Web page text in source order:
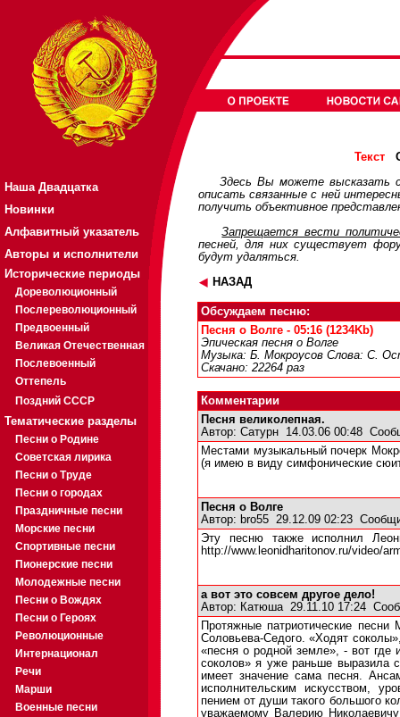
Наша Двадцатка
Новинки
Алфавитный указатель
Авторы и исполнители
Исторические периоды
Дореволюционный
Послереволюционный
Предвоенный
Великая Отечественная
Послевоенный
Оттепель
Поздний СССР
Тематические разделы
Песни о Родине
Советская лирика
Песни о Труде
Песни о городах
Праздничные песни
Морские песни
Спортивные песни
Пионерские песни
Молодежные песни
Песни о Вождях
Песни о Героях
Революционные
Интернационал
Речи
Марши
Военные песни
Текст
Здесь Вы можете высказать
описать связанные с ней
получить объективное
Запрещается вести
песней, для них существует
будут удаляться.
НАЗАД
Обсуждаем песню:
Песня о Волге - 05:16 (1234Kb)
Эпическая песня о Волге
Музыка: Б. Мокроусов Слова: С.
Скачано: 22264 раз
Комментарии
Песня великолепная.
Автор: Сатурн 14.03.06 00:48
Местами музыкальный почерк
(я имею в виду симфонические
Песня о Волге
Автор: bro55 29.12.09 02:23
Эту песню также исполнил
http://www.leonidharitonov.ru/video/
а вот это совсем другое дело!
Автор: Катюша29.11.10 17:24
Протяжные патриотические
Соловьева-Седого. «Ходят
«песня о родной земле», - вот
соколов» я уже раньше выразила
имеет значение сама песня.
исполнительским искусством,
пением от души такого большого
уважаемому Валерию